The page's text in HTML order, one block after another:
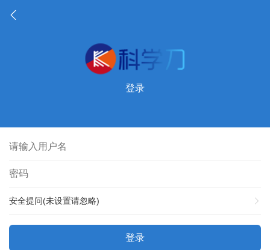
登录
安全提问(未设置请忽略)
登录